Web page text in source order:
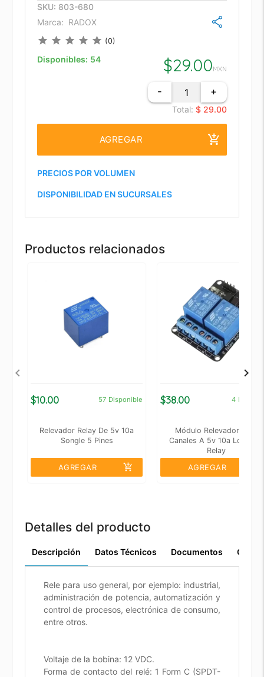
SKU: 803-680
Marca: RADOX
star star star star star (0)
Disponibles: 54 $29.00MXN
- +
Total: $ 29.00
AGREGAR add_shopping_cart
PRECIOS POR VOLUMEN
DISPONIBILIDAD EN SUCURSALES
Productos relacionados
$10.00 57 Disponible
Relevador Relay De 5v 10a
Songle 5 Pines
AGREGAR add_shopping_cart
$38.00 4
Módulo Relevador De 2
Canales A 5v 10a Lowlevel
Relay
AGREGAR
Detalles del producto
Descripción Datos Técnicos Documentos
Rele para uso general, por ejemplo: industrial,
administración de potencia, automatización y
control de procesos, electrónica de consumo,
entre otros.
Voltaje de la bobina: 12 VDC.
Forma de contacto del relé: 1 Form C (SPDT-